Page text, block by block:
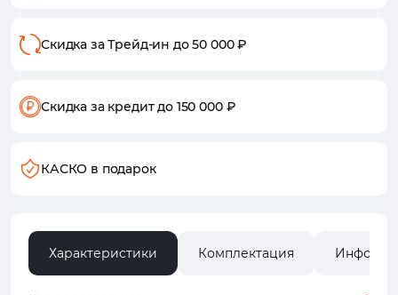
Скидка за Трейд-ин до 50 000 ₽
Скидка за кредитдо 150 000 ₽
КАСКО в подарок
Характеристики Комплектация